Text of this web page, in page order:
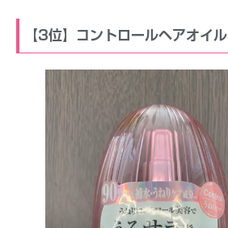
【3位】コントロールヘアオイル